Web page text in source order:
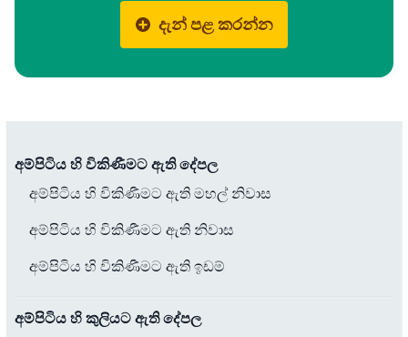
දැන් පළ කරන්න
අම්පිටිය හි විකිණීමට ඇති දේපල
අම්පිටිය හි විකිණීමට ඇති මහල් නිවාස
අම්පිටිය හි විකිණීමට ඇති නිවාස
අම්පිටිය හි විකිණීමට ඇති ඉඩම්
අම්පිටිය හි කුලියට ඇති දේපල